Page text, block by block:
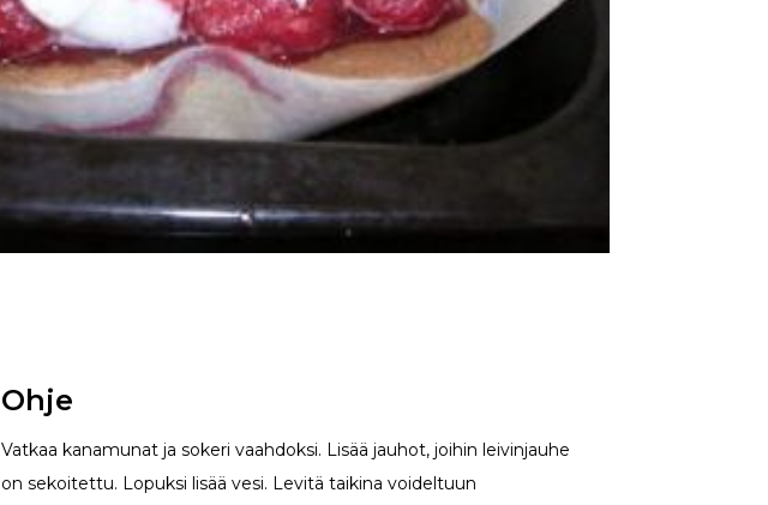
Ohje
Vatkaa kanamunat ja sokeri vaahdoksi. Lisää jauhot, joihin leivinjauhe
on sekoitettu. Lopuksi lisää vesi. Levitä taikina voideltuun